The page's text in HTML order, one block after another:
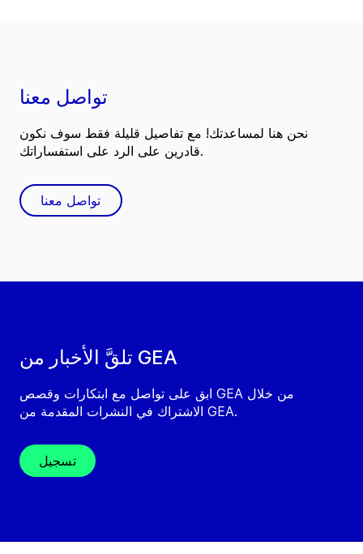
تلقَّ الأخبار من GEA
ابق على تواصل مع ابتكارات وقصص GEA من خلال
الاشتراك في النشرات المقدمة من GEA.
تسجيل
تواصل معنا
نحن هنا لمساعدتك! مع تفاصيل قليلة فقط سوف نكون
قادرين على الرد على استفساراتك.
تواصل معنا